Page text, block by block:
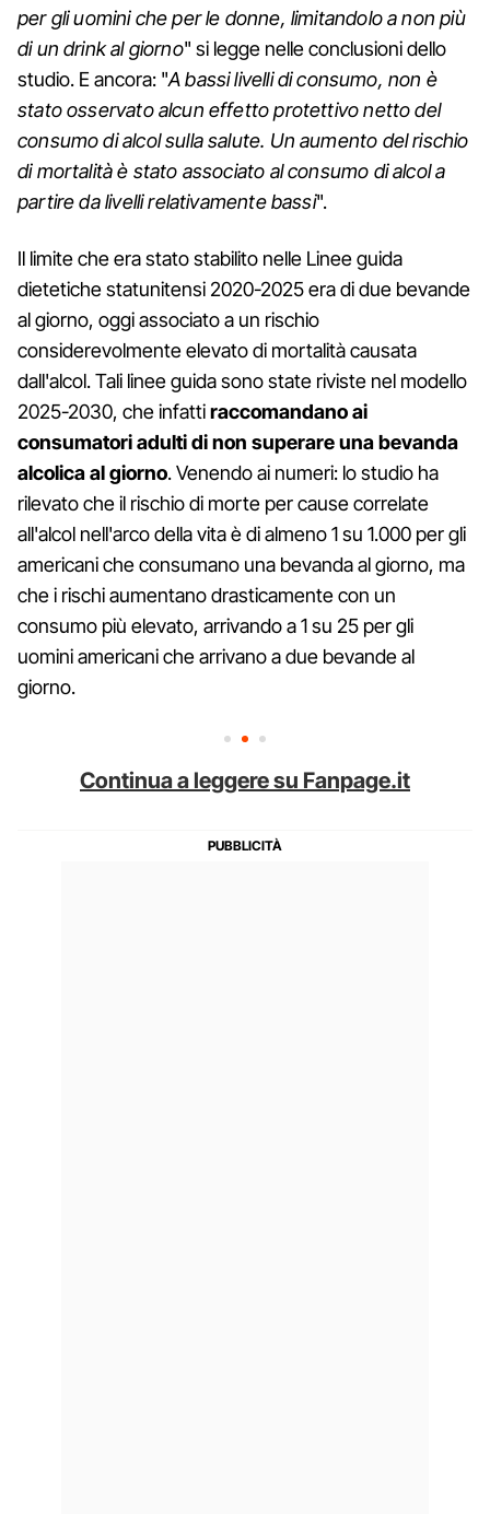
per gli uomini che per le donne, limitandolo a non più
di un drink al giorno" si legge nelle conclusioni dello
studio. E ancora: "A bassi livelli di consumo, non è
stato osservato alcun effetto protettivo netto del
consumo di alcol sulla salute. Un aumento del rischio
di mortalità è stato associato al consumo di alcol a
partire da livelli relativamente bassi".
Il limite che era stato stabilito nelle Linee guida
dietetiche statunitensi 2020-2025 era di due bevande
al giorno, oggi associato a un rischio
considerevolmente elevato di mortalità causata
dall'alcol. Tali linee guida sono state riviste nel modello
2025-2030, che infattiraccomandano ai
consumatori adulti di non superare una bevanda
alcolica al giorno. Venendo ai numeri: lo studio ha
rilevato che il rischio di morte per cause correlate
all'alcol nell'arco della vita è di almeno 1 su 1.000 per gli
americani che consumano una bevanda al giorno, ma
che i rischi aumentano drasticamente con un
consumo più elevato, arrivando a 1 su 25 per gli
uomini americani che arrivano a due bevande al
giorno.
Continua a leggere su Fanpage.it